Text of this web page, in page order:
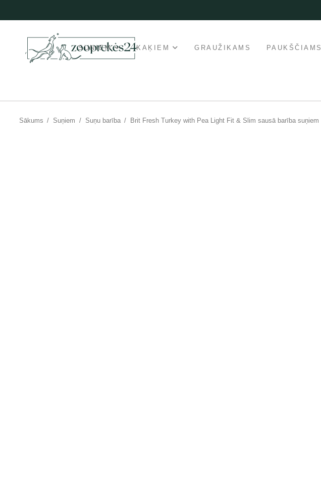
SUŅIEM KAĶIEM GRAUŽIKAMS PAUKŠČIAMS
Sākums / Suņiem / Suņu barība / Brit Fresh Turkey with Pea Light Fit & Slim sausā barība suņiem